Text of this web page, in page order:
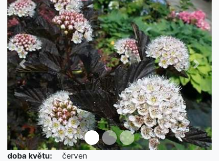
Předchozí Další
doba květu:
červen